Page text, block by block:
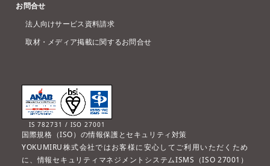
お問合せ
法人向けサービス資料請求
取材・メディア掲載に関するお問合せ
IS 782731 / ISO 27001
国際規格（ISO）の情報保護とセキュリティ対策
YOKUMIRU株式会社ではお客様に安心してご利用いただくため
に、情報セキュリティマネジメントシステムISMS（ISO 27001）